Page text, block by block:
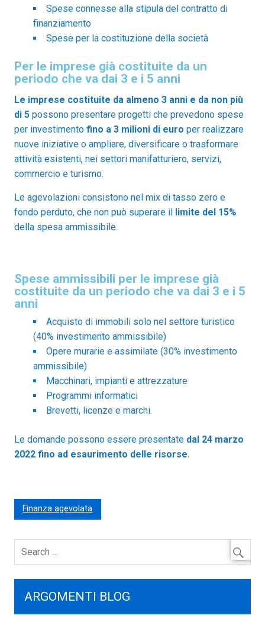
Spese connesse alla stipula del contratto di
finanziamento
Spese per la costituzione della società
Per le imprese già costituite da un
periodo che va dai 3 e i 5 anni
Le imprese costituite da almeno 3 anni e da non più
di 5 possono presentare progetti che prevedono spese
per investimento fino a 3 milioni di euro per realizzare
nuove iniziative o ampliare, diversificare o trasformare
attività esistenti, nei settori manifatturiero, servizi,
commercio e turismo.
Le agevolazioni consistono nel mix di tasso zero e
fondo perduto, che non può superare il limite del 15%
della spesa ammissibile.
Spese ammissibili per le imprese già
costituite da un periodo che va dai 3 e i 5
anni
Acquisto di immobili solo nel settore turistico
(40% investimento ammissibile)
Opere murarie e assimilate (30% investimento
ammissibile)
Macchinari, impianti e attrezzature
Programmi informatici
Brevetti, licenze e marchi.
Le domande possono essere presentate dal 24 marzo
2022 fino ad esaurimento delle risorse.
Finanza agevolata
ARGOMENTI BLOG